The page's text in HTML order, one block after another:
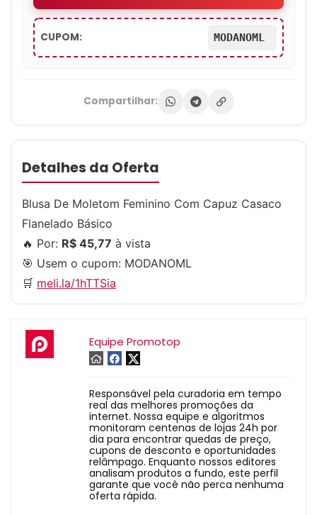
CUPOM: MODANOML
Compartilhar:
Detalhes da Oferta
Blusa De Moletom Feminino Com Capuz Casaco
Flanelado Básico
🔥 Por: R$ 45,77 à vista
🎯 Usem o cupom: MODANOML
🛒 meli.la/1hTTSia
Equipe Promotop
Responsável pela curadoria em tempo
real das melhores promoções da
internet. Nossa equipe e algoritmos
monitoram centenas de lojas 24h por
dia para encontrar quedas de preço,
cupons de desconto e oportunidades
relâmpago. Enquanto nossos editores
analisam produtos a fundo, este perfil
garante que você não perca nenhuma
oferta rápida.